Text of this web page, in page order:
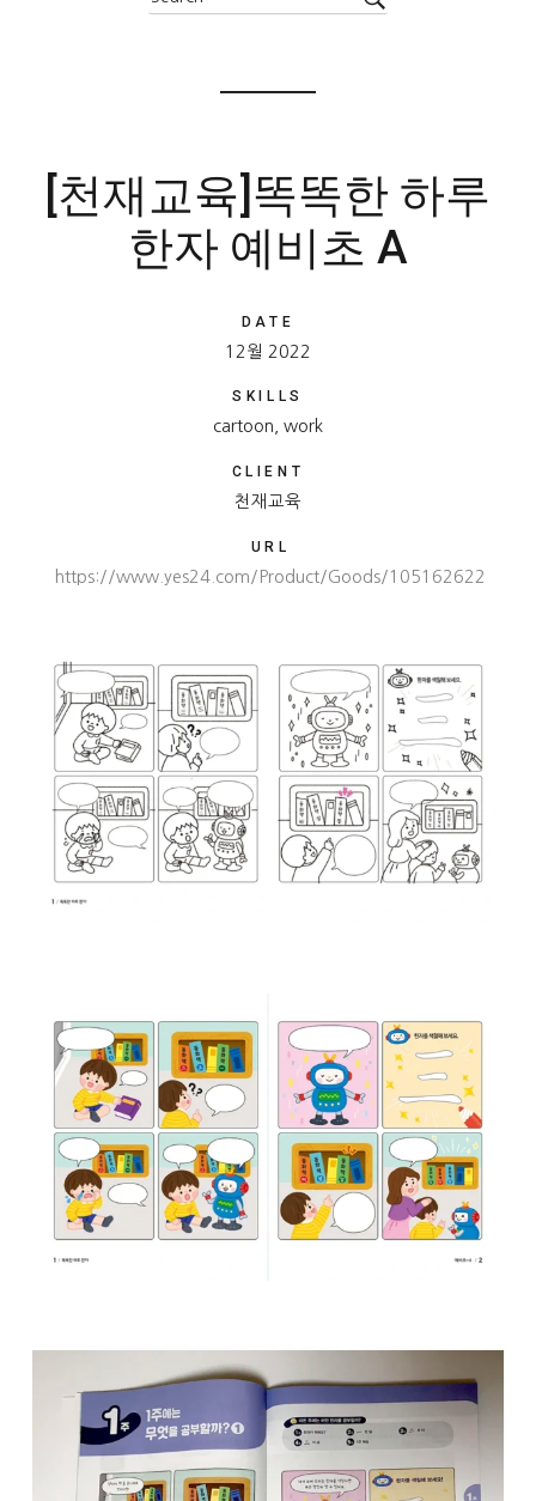
[천재교육]똑똑한 하루
한자 예비초 A
DATE
12월 2022
SKILLS
cartoon, work
CLIENT
천재교육
URL
https://www.yes24.com/Product/Goods/105162622